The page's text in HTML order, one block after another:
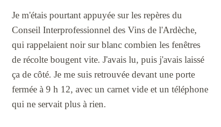
Je m'étais pourtant appuyée sur les repères du
Conseil Interprofessionnel des Vins de l'Ardèche,
qui rappelaient noir sur blanc combien les fenêtres
de récolte bougent vite. J'avais lu, puis j'avais laissé
ça de côté. Je me suis retrouvée devant une porte
fermée à 9 h 12, avec un carnet vide et un téléphone
qui ne servait plus à rien.